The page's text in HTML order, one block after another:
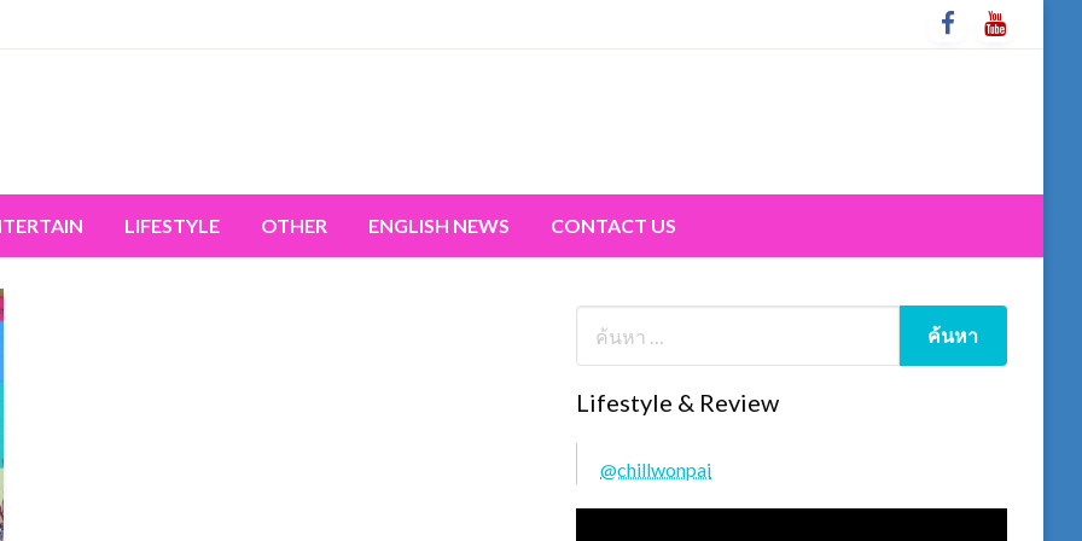
LIFESTYLE OTHER ENGLISH NEWS CONTACT US
Lifestyle & Review
@chillwonpai